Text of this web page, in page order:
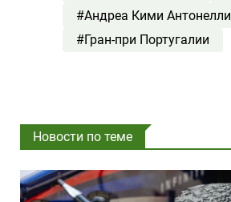
#Андреа Кими Антонелли
#Гран-при Португалии
Новости по теме